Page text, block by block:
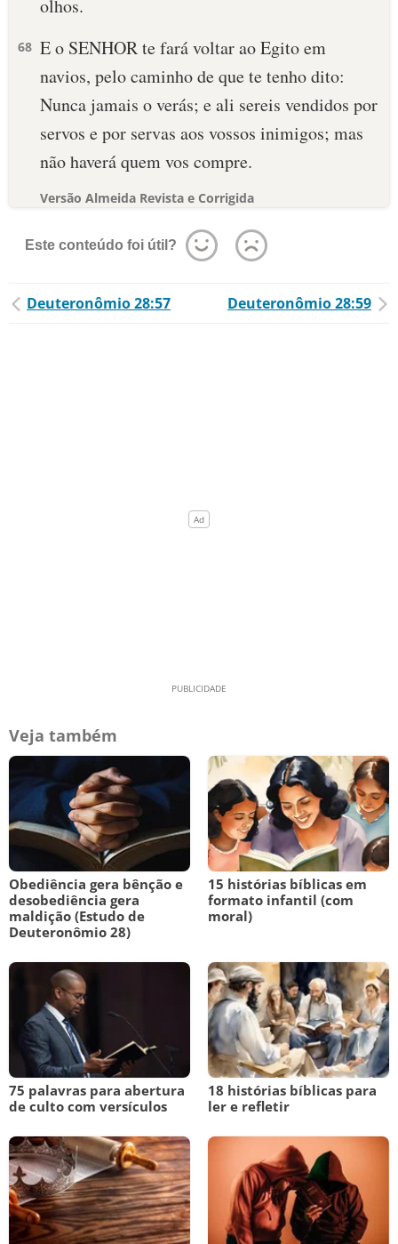
olhos.
68 E o SENHOR te fará voltar ao Egito em
navios, pelo caminho de que te tenho dito:
Nunca jamais o verás; e ali sereis vendidos por
servos e por servas aos vossos inimigos; mas
não haverá quem vos compre.
Versão Almeida Revista e Corrigida
Este conteúdo foi útil?
Deuteronômio 28:57 Deuteronômio 28:59
Veja também
Obediência gera bênção e
desobediência gera
maldição (Estudo de
Deuteronômio 28)
15 histórias bíblicas em
formato infantil (com
moral)
75 palavras para abertura
de culto com versículos
18 histórias bíblicas para
ler e refletir